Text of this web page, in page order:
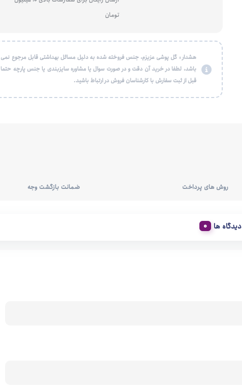
تومان
هشدار : گل پوشی عزیزم، جنس فروخته شده به دلیل مسائل بهداشتی قابل مرجوع نمی
باشد، لطفا در خرید آن دقت و در صورت سوال یا مشاوره سایزبندی یا جنس پارچه حتما
قبل از ثبت سفارش با کارشناسان فروش در ارتباط باشید.
روش های پرداخت ضمانت بازگشت وجه
دیدگاه ها